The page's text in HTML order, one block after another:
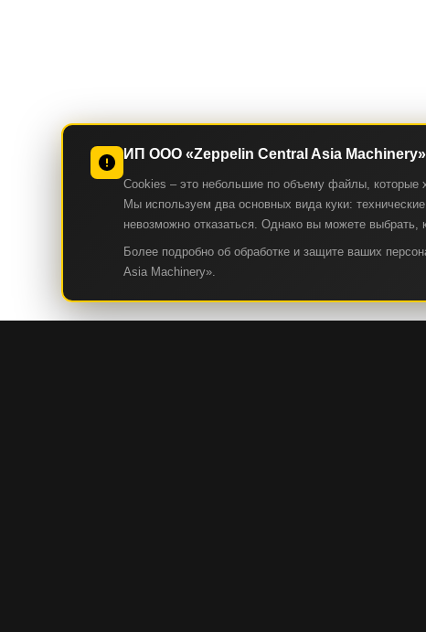
ИП ООО «Zeppelin Central Asia
Cookies – это небольшие по объему файлы, которые
Мы используем два основных вида куки:
невозможно отказаться. Однако вы можете выбрать,
Более подробно об обработке и защите ваших
Asia Machinery».